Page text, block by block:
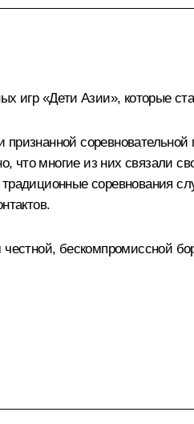
игр «Дети Азии», которые
что многие из них
соревнования
бескомпромиссной